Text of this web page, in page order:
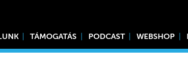
TÁMOGATÁS PODCAST WEBSHOP